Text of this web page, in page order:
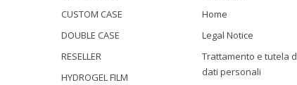
CUSTOM CASE
DOUBLE CASE
RESELLER
HYDROGEL FILM
Home
Legal Notice
Trattamento e tutela
dati personali